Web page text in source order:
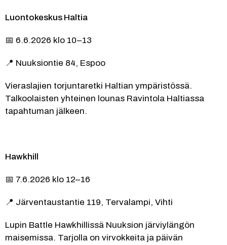
Luontokeskus Haltia
📅 6.6.2026 klo 10–13
📍 Nuuksiontie 84, Espoo
Vieraslajien torjuntaretki Haltian ympäristössä.
Talkoolaisten yhteinen lounas Ravintola Haltiassa
tapahtuman jälkeen.
Hawkhill
📅 7.6.2026 klo 12–16
📍 Järventaustantie 119, Tervalampi, Vihti
Lupin Battle Hawkhillissä Nuuksion järviylängön
maisemissa. Tarjolla on virvokkeita ja päivän